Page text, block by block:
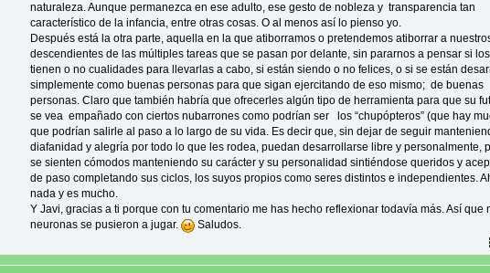
naturaleza. Aunque permanezca en ese adulto, ese gesto de nobleza y transparencia tan
característico de la infancia, entre otras cosas. O al menos así lo pienso yo.
Después está la otra parte, aquella en la que atiborramos o pretendemos atiborrar a
descendientes de las múltiples tareas que se pasan por delante, sin pararnos a pensar si
tienen o no cualidades para llevarlas a cabo, si están siendo o no felices, o si se están
simplemente como buenas personas para que sigan ejercitando de eso mismo; de buenas
personas. Claro que también habría que ofrecerles algún tipo de herramienta para que su
se vea empañado con ciertos nubarrones como podrían ser los “chupópteros” (que hay
que podrían salirle al paso a lo largo de su vida. Es decir que, sin dejar de seguir
diafanidad y alegría por todo lo que les rodea, puedan desarrollarse libre y personalmente,
se sienten cómodos manteniendo su carácter y su personalidad sintiéndose queridos y
de paso completando sus ciclos, los suyos propios como seres distintos e independientes.
nada y es mucho.
Y Javi, gracias a ti porque con tu comentario me has hecho reflexionar todavía más. Así que
neuronas se pusieron a jugar.
Saludos.